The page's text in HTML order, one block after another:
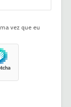
vez que eu